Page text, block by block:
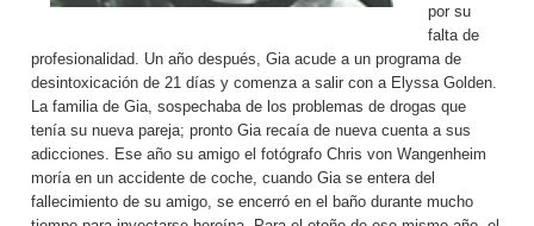
por su
falta de
profesionalidad. Un año después, Gia acude a un programa de
desintoxicación de 21 días y comenza a salir con a Elyssa Golden.
La familia de Gia, sospechaba de los problemas de drogas que
tenía su nueva pareja; pronto Gia recaía de nueva cuenta a sus
adicciones. Ese año su amigo el fotógrafo Chris von Wangenheim
moría en un accidente de coche, cuando Gia se entera del
fallecimiento de su amigo, se encerró en el baño durante mucho